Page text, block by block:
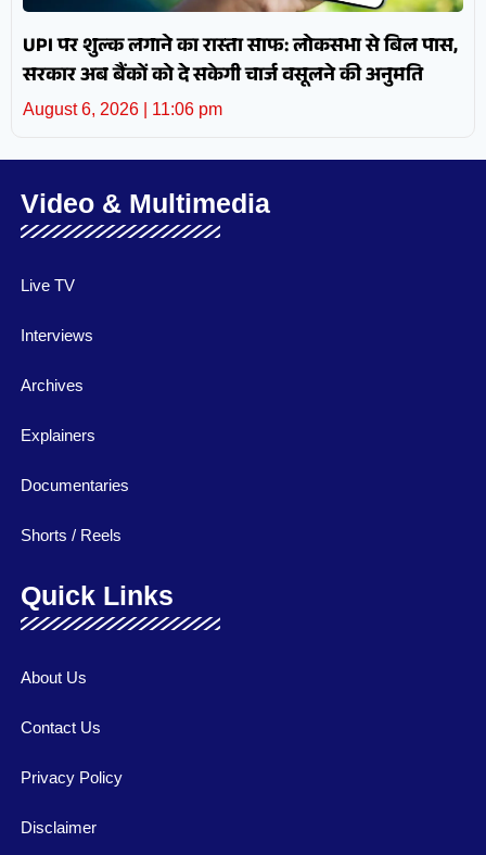
UPI पर शुल्क लगाने का रास्ता साफ: लोकसभा से बिल पास,
सरकार अब बैंकों को दे सकेगी चार्ज वसूलने की अनुमति
August 6, 2026 11:06 pm
Video & Multimedia
Live TV
Interviews
Archives
Explainers
Documentaries
Shorts / Reels
Quick Links
About Us
Contact Us
Privacy Policy
Disclaimer